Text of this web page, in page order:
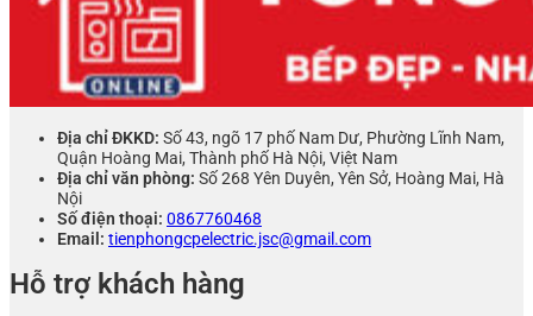
Địa chỉ ĐKKD: Số 43, ngõ 17 phố Nam Dư, Phường Lĩnh Nam,
Quận Hoàng Mai, Thành phố Hà Nội, Việt Nam
Địa chỉ văn phòng: Số 268 Yên Duyên, Yên Sở, Hoàng Mai, Hà
Nội
Số điện thoại: 0867760468
Email: tienphongcpelectric.jsc@gmail.com
Hỗ trợ khách hàng